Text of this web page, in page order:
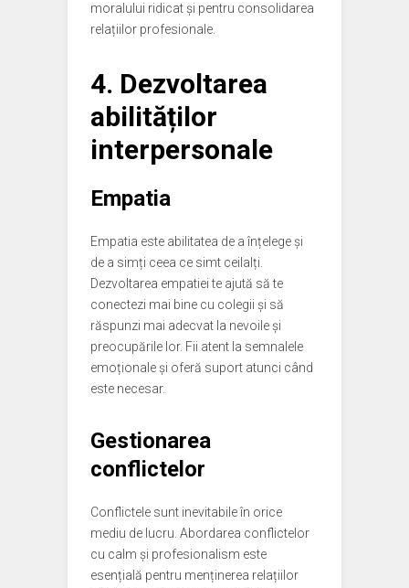
moralului ridicat și pentru consolidarea
relațiilor profesionale.
4. Dezvoltarea
abilităților
interpersonale
Empatia
Empatia este abilitatea de a înțelege și
de a simți ceea ce simt ceilalți.
Dezvoltarea empatiei te ajută să te
conectezi mai bine cu colegii și să
răspunzi mai adecvat la nevoile și
preocupările lor. Fii atent la semnalele
emoționale și oferă suport atunci când
este necesar.
Gestionarea
conflictelor
Conflictele sunt inevitabile în orice
mediu de lucru. Abordarea conflictelor
cu calm și profesionalism este
esențială pentru menținerea relațiilor